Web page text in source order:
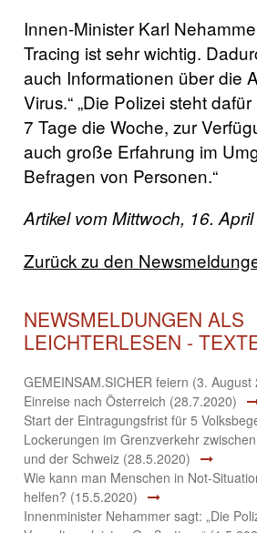
Innen-Minister Karl
Tracing ist sehr wichtig.
auch Informationen über die
Virus.“ „Die Polizei steht
7 Tage die Woche, zur
auch große Erfahrung im
Befragen von Personen.“
Artikel vom Mittwoch, 16.
Zurück zu den
NEWSMELDUNGEN ALS
LEICHTERLESEN -
GEMEINSAM.SICHER feiern (3. August
Einreise nach Österreich (28.7.2020)
Start der Eintragungsfrist für 5
Lockerungen im Grenzverkehr
und der Schweiz (28.5.2020)
Wie kann man Menschen in Not-
helfen? (15.5.2020)
Innenminister Nehammer sagt: „Die